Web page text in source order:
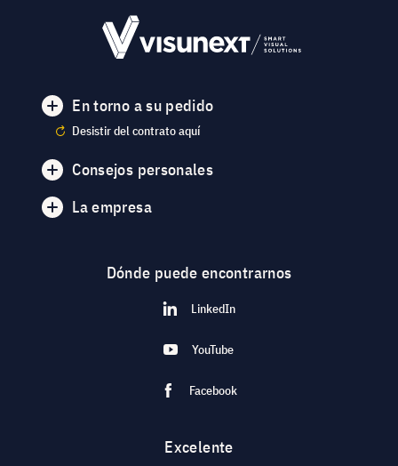
En torno a su pedido
Desistir del contrato aquí
Consejos personales
La empresa
Dónde puede encontrarnos
LinkedIn
YouTube
Facebook
Excelente